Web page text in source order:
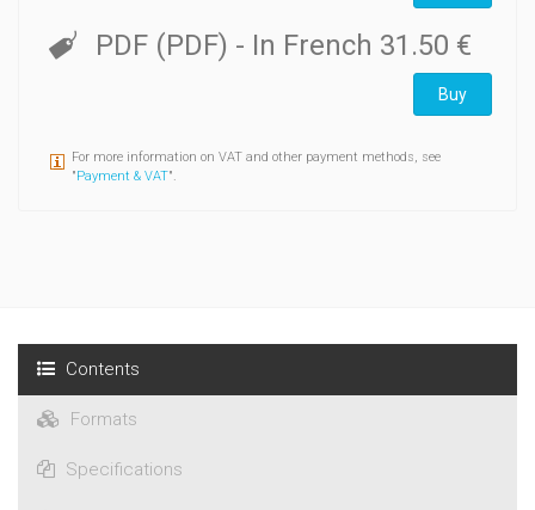
PDF (PDF) - In French 31.50 €
Buy
For more information on VAT and other payment methods, see
"Payment & VAT".
Contents
Formats
Specifications